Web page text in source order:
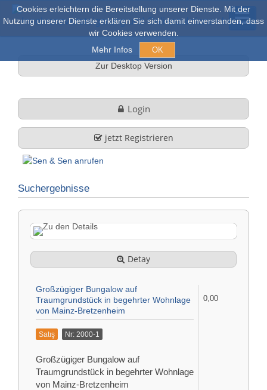
Cookies erleichtern die Bereitstellung unserer Dienste. Mit der
Nutzung unserer Dienste erklären Sie sich damit einverstanden, dass
wir Cookies verwenden.
Mehr Infos
OK
Online açık artırma
Şirket profili
İlişki
Künye (DE)
Yasal bilgi (DE)
Almanca
English
Zur Desktop Version
Login
jetzt Registrieren
Suchergebnisse
Detay
Großzügiger Bungalow auf
Traumgrundstück in begehrter Wohnlage
von Mainz-Bretzenheim
Satış Nr: 2000-1
Großzügiger Bungalow auf
Traumgrundstück in begehrter Wohnlage
von Mainz-Bretzenheim
0,00